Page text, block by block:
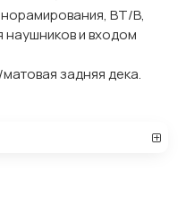
BT/B,
и входом
задняя дека.